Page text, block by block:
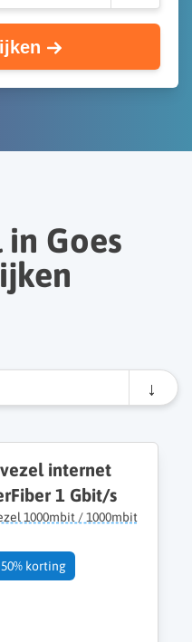
Goes
internet
1 Gbit/s
1000mbit / 1000mbit
korting